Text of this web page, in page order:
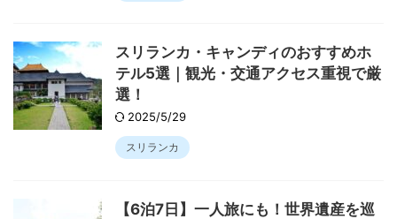
スリランカ・キャンディのおすすめホ
テル5選｜観光・交通アクセス重視で厳
選！
2025/5/29
スリランカ
【6泊7日】一人旅にも！世界遺産を巡